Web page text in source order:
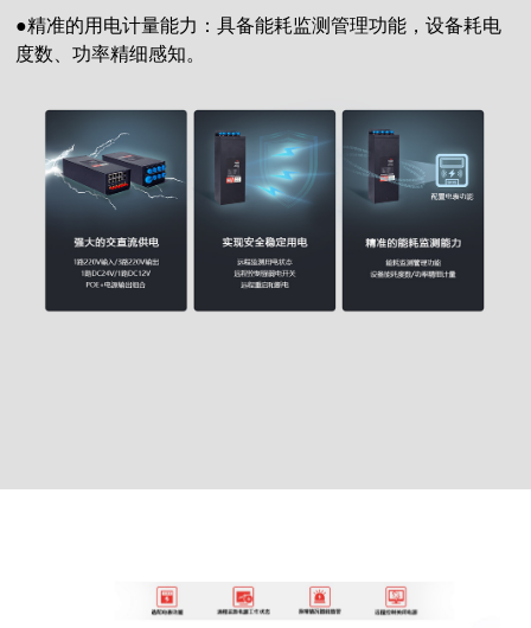
●精准的用电计量能力：具备能耗监测管理功能，设备耗电
度数、功率精细感知。